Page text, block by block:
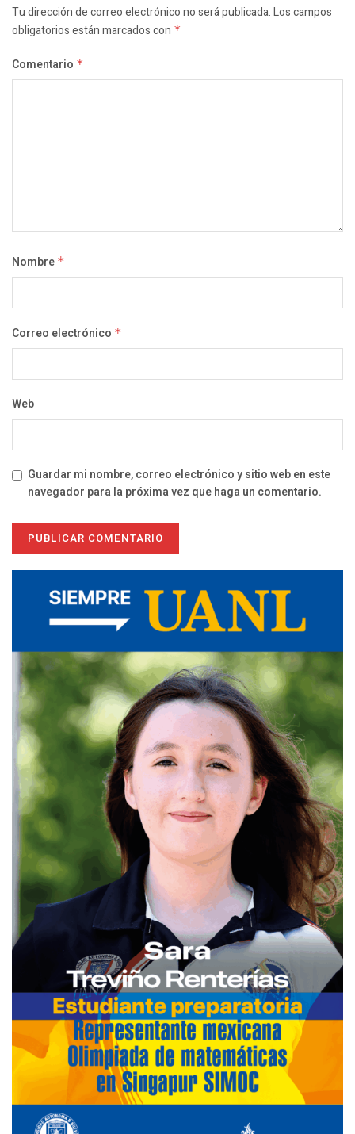
Tu dirección de correo electrónico no será publicada.Los campos
obligatorios están marcados con *
Comentario *
Nombre *
Correo electrónico *
Web
Guardar mi nombre, correo electrónico y sitio web en este
navegador para la próxima vez que haga un comentario.